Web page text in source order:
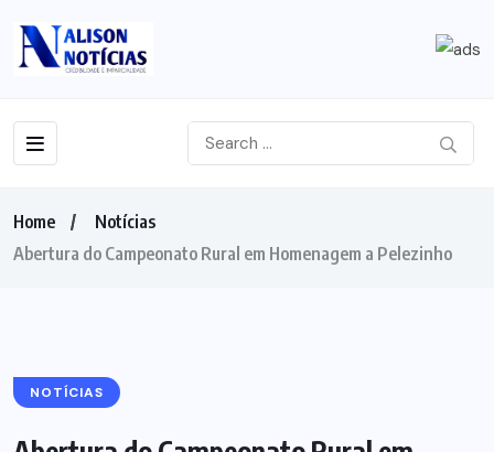
Home
Notícias
Abertura do Campeonato Rural em Homenagem a Pelezinho
NOTÍCIAS